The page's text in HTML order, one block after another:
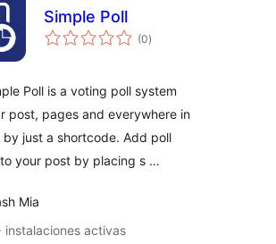
Simple Poll
(0total
de
)
Poll is a voting poll system
post, pages and everywhere in
by just a shortcode. Add poll
your post by placing s …
Mia
instalaciones activas